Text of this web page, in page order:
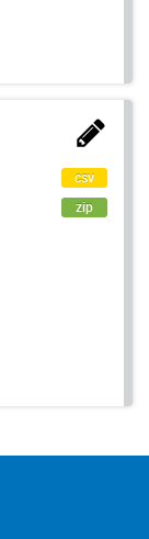
csv
zip